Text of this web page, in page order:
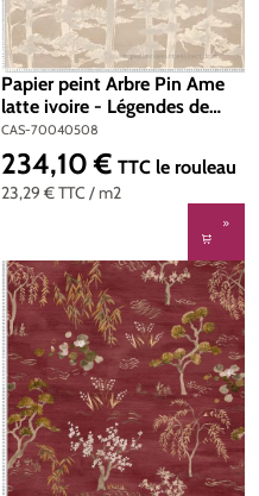
Papier peint Arbre Pin Ame
latte ivoire - Légendes de
Casamance | Réf. CAS-
70040508
CAS-70040508
23,29 €TTC / m2
Prix régulier :
234,10 € TTC le rouleau